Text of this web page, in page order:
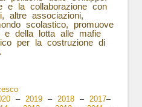
e la collaborazione con
altre associazioni,
scolastico, promuove
e della lotta alle mafie
per la costruzione di
– 2019– 2018– 2017–